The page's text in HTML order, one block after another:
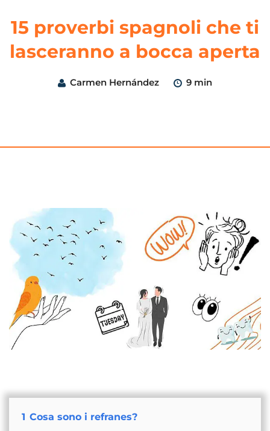
15 proverbi spagnoli che ti
lasceranno a bocca aperta
Carmen Hernández 9 min
1 Cosa sono i refranes?